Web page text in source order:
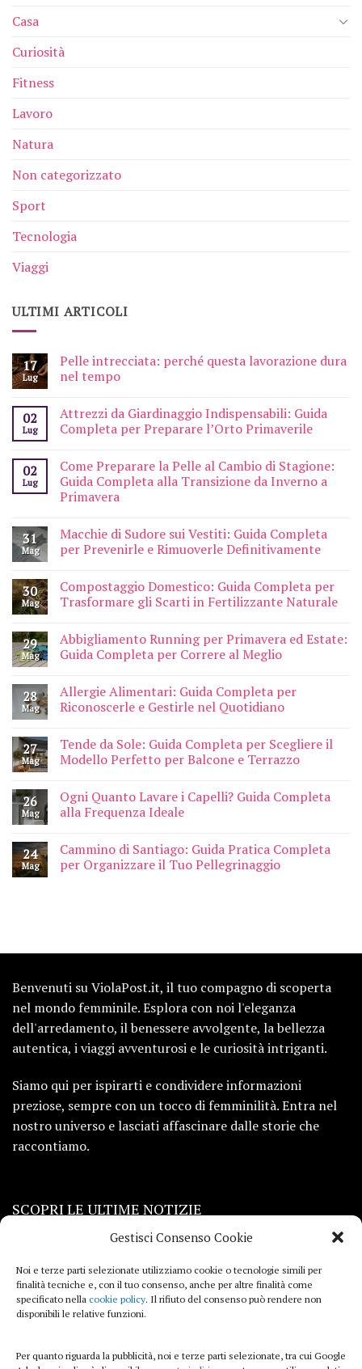
Gestisci Consenso Cookie
Noi e terze parti selezionate utilizziamo cookie o tecnologie simili per
finalità tecniche e, con il tuo consenso, anche per altre finalità come
specificato nella cookie policy. Il rifiuto del consenso può rendere non
disponibili le relative funzioni.
Per quanto riguarda la pubblicità, noi e terze parti selezionate, tra cui Google
Casa
Curiosità
Fitness
Lavoro
Natura
Non categorizzato
Sport
Tecnologia
Viaggi
ULTIMI ARTICOLI
17
Lug
Pelle intrecciata: perché questa lavorazione dura
nel tempo
02
Lug
Attrezzi da Giardinaggio Indispensabili: Guida
Completa per Preparare l’Orto Primaverile
02
Lug
Come Preparare la Pelle al Cambio di Stagione:
Guida Completa alla Transizione da Inverno a
Primavera
31
Mag
Macchie di Sudore sui Vestiti: Guida Completa
per Prevenirle e Rimuoverle Definitivamente
30
Mag
Compostaggio Domestico: Guida Completa per
Trasformare gli Scarti in Fertilizzante Naturale
29
Mag
Abbigliamento Running per Primavera ed Estate:
Guida Completa per Correre al Meglio
28
Mag
Allergie Alimentari: Guida Completa per
Riconoscerle e Gestirle nel Quotidiano
27
Mag
Tende da Sole: Guida Completa per Scegliere il
Modello Perfetto per Balcone e Terrazzo
26
Mag
Ogni Quanto Lavare i Capelli? Guida Completa
alla Frequenza Ideale
24
Mag
Cammino di Santiago: Guida Pratica Completa
per Organizzare il Tuo Pellegrinaggio
Benvenuti su ViolaPost.it, il tuo compagno di scoperta
nel mondo femminile. Esplora con noi l'eleganza
dell'arredamento, il benessere avvolgente, la bellezza
autentica, i viaggi avventurosi e le curiosità intriganti.
Siamo qui per ispirarti e condividere informazioni
preziose, sempre con un tocco di femminilità. Entra nel
nostro universo e lasciati affascinare dalle storie che
raccontiamo.
SCOPRI LE ULTIME NOTIZIE
Viaggi
Beauty e benessere
Curiosità